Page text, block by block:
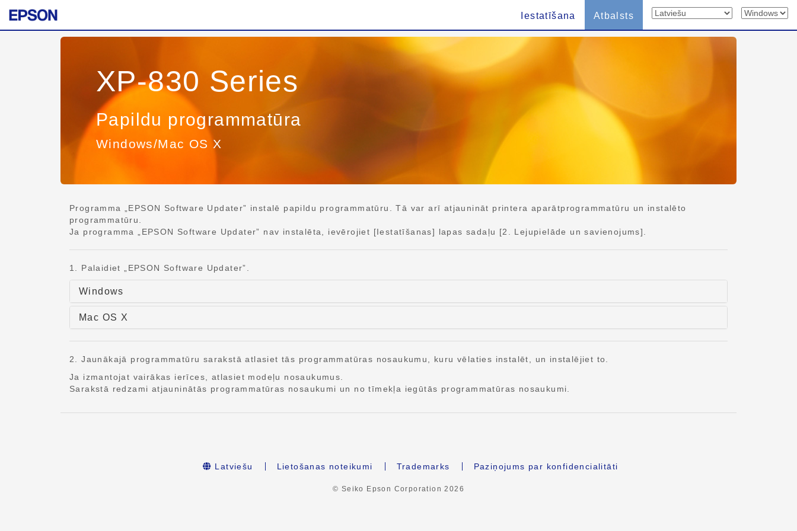
Iestatīšana Atbalsts
XP-830 Series
Papildu programmatūra
Windows/Mac OS X
Programma „EPSON Software Updater” instalē papildu programmatūru. Tā var arī atjaunināt printera aparātprogrammatūru un instalēto
programmatūru.
Ja programma „EPSON Software Updater” nav instalēta, ievērojiet [Iestatīšanas] lapas sadaļu [2. Lejupielāde un savienojums].
1. Palaidiet „EPSON Software Updater”.
Windows
Mac OS X
2. Jaunākajā programmatūru sarakstā atlasiet tās programmatūras nosaukumu, kuru vēlaties instalēt, un instalējiet to.
Ja izmantojat vairākas ierīces, atlasiet modeļu nosaukumus.
Sarakstā redzami atjauninātās programmatūras nosaukumi un no tīmekļa iegūtās programmatūras nosaukumi.
Latviešu Lietošanas noteikumi Trademarks Paziņojums par konfidencialitāti
© Seiko Epson Corporation2026